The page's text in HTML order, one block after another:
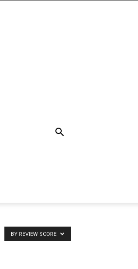
BY REVIEW SCORE